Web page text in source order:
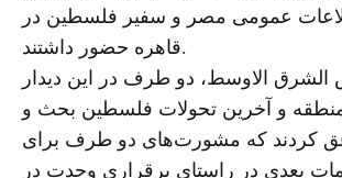
عمومی مصر و سفیر فلسطین در
قاهره حضور داشتند.
الشرق الاوسط، دو طرف در این دیدار
و آخرین تحولات فلسطین بحث و
کردند که مشورت‌های دو طرف برای
بعدی در راستای برقراری وحدت در